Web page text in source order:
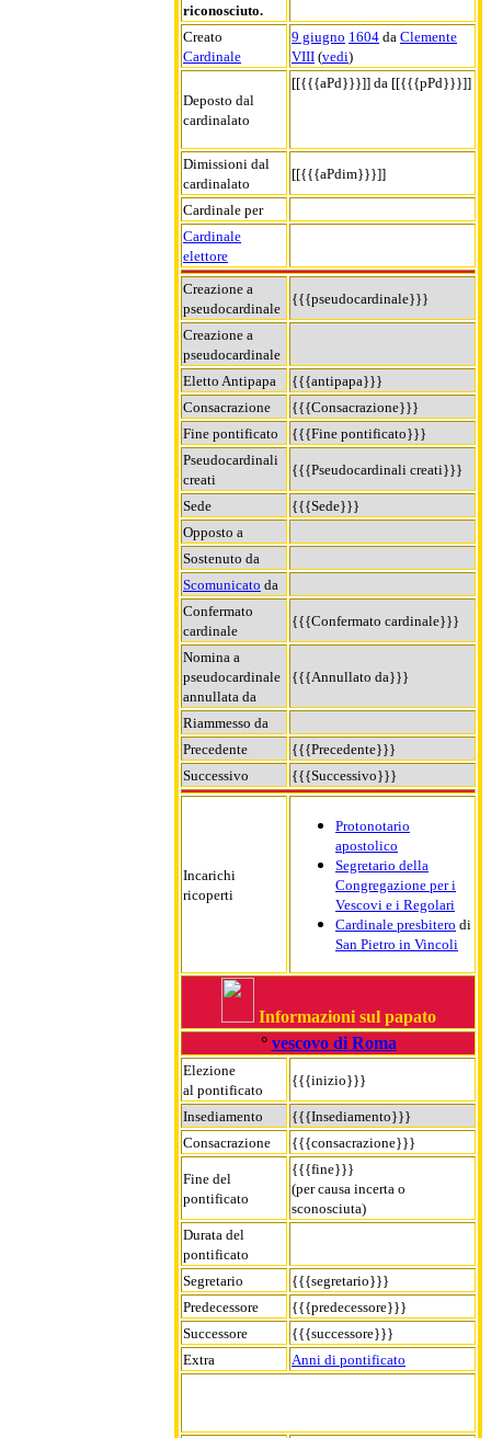
riconosciuto.
Creato
Cardinale
9 giugno 1604 da Clemente
VIII (vedi)
Deposto dal
cardinalato
[[{{{aPd}}}]] da [[{{{pPd}}}]]
Dimissioni dal
cardinalato
[[{{{aPdim}}}]]
Cardinale per
Cardinale
elettore
Creazione a
pseudocardinale
{{{pseudocardinale}}}
Creazione a
pseudocardinale
Eletto Antipapa
{{{antipapa}}}
Consacrazione
{{{Consacrazione}}}
Fine pontificato
{{{Fine pontificato}}}
Pseudocardinali
creati
{{{Pseudocardinali creati}}}
Sede
{{{Sede}}}
Opposto a
Sostenuto da
Scomunicato da
Confermato
cardinale
{{{Confermato cardinale}}}
Nomina a
pseudocardinale
annullata da
{{{Annullato da}}}
Riammesso da
Precedente
{{{Precedente}}}
Successivo
{{{Successivo}}}
Incarichi
ricoperti
Protonotario
apostolico
Segretario della
Congregazione per i
Vescovi e i Regolari
Cardinale presbitero di
San Pietro in Vincoli
Informazioni sul papato
° vescovo di Roma
Elezione
al pontificato
{{{inizio}}}
Insediamento
{{{Insediamento}}}
Consacrazione
{{{consacrazione}}}
Fine del
pontificato
{{{fine}}}
(per causa incerta o
sconosciuta)
Durata del
pontificato
Segretario
{{{segretario}}}
Predecessore
{{{predecessore}}}
Successore
{{{successore}}}
Extra
Anni di pontificato